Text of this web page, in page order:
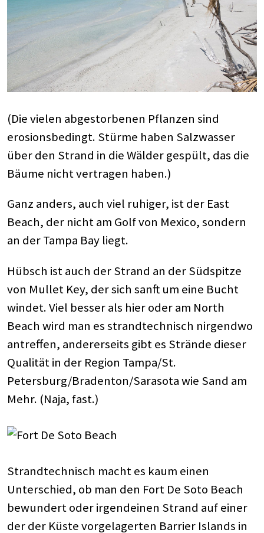
(Die vielen abgestorbenen Pflanzen sind
erosionsbedingt. Stürme haben Salzwasser
über den Strand in die Wälder gespült, das die
Bäume nicht vertragen haben.)
Ganz anders, auch viel ruhiger, ist der East
Beach, der nicht am Golf von Mexico, sondern
an der Tampa Bay liegt.
Hübsch ist auch der Strand an der Südspitze
von Mullet Key, der sich sanft um eine Bucht
windet. Viel besser als hier oder am North
Beach wird man es strandtechnisch nirgendwo
antreffen, andererseits gibt es Strände dieser
Qualität in der Region Tampa/St.
Petersburg/Bradenton/Sarasota wie Sand am
Mehr. (Naja, fast.)
Strandtechnisch macht es kaum einen
Unterschied, ob man den Fort De Soto Beach
bewundert oder irgendeinen Strand auf einer
der der Küste vorgelagerten Barrier Islands in